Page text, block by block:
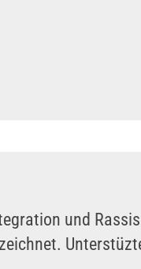
und